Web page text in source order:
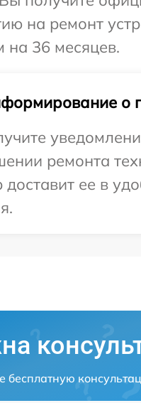
на ремонт
на 36 месяцев.
о
ремонта
доставит ее в
бесплатную